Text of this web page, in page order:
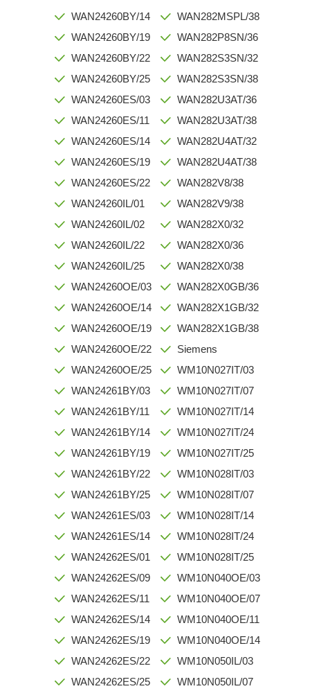
WAN24260BY/14
WAN24260BY/19
WAN24260BY/22
WAN24260BY/25
WAN24260ES/03
WAN24260ES/11
WAN24260ES/14
WAN24260ES/19
WAN24260ES/22
WAN24260IL/01
WAN24260IL/02
WAN24260IL/22
WAN24260IL/25
WAN24260OE/03
WAN24260OE/14
WAN24260OE/19
WAN24260OE/22
WAN24260OE/25
WAN24261BY/03
WAN24261BY/11
WAN24261BY/14
WAN24261BY/19
WAN24261BY/22
WAN24261BY/25
WAN24261ES/03
WAN24261ES/14
WAN24262ES/01
WAN24262ES/09
WAN24262ES/11
WAN24262ES/14
WAN24262ES/19
WAN24262ES/22
WAN24262ES/25
WAN282MSPL/38
WAN282P8SN/36
WAN282S3SN/32
WAN282S3SN/38
WAN282U3AT/36
WAN282U3AT/38
WAN282U4AT/32
WAN282U4AT/38
WAN282V8/38
WAN282V9/38
WAN282X0/32
WAN282X0/36
WAN282X0/38
WAN282X0GB/36
WAN282X1GB/32
WAN282X1GB/38
Siemens
WM10N027IT/03
WM10N027IT/07
WM10N027IT/14
WM10N027IT/24
WM10N027IT/25
WM10N028IT/03
WM10N028IT/07
WM10N028IT/14
WM10N028IT/24
WM10N028IT/25
WM10N040OE/03
WM10N040OE/07
WM10N040OE/11
WM10N040OE/14
WM10N050IL/03
WM10N050IL/07